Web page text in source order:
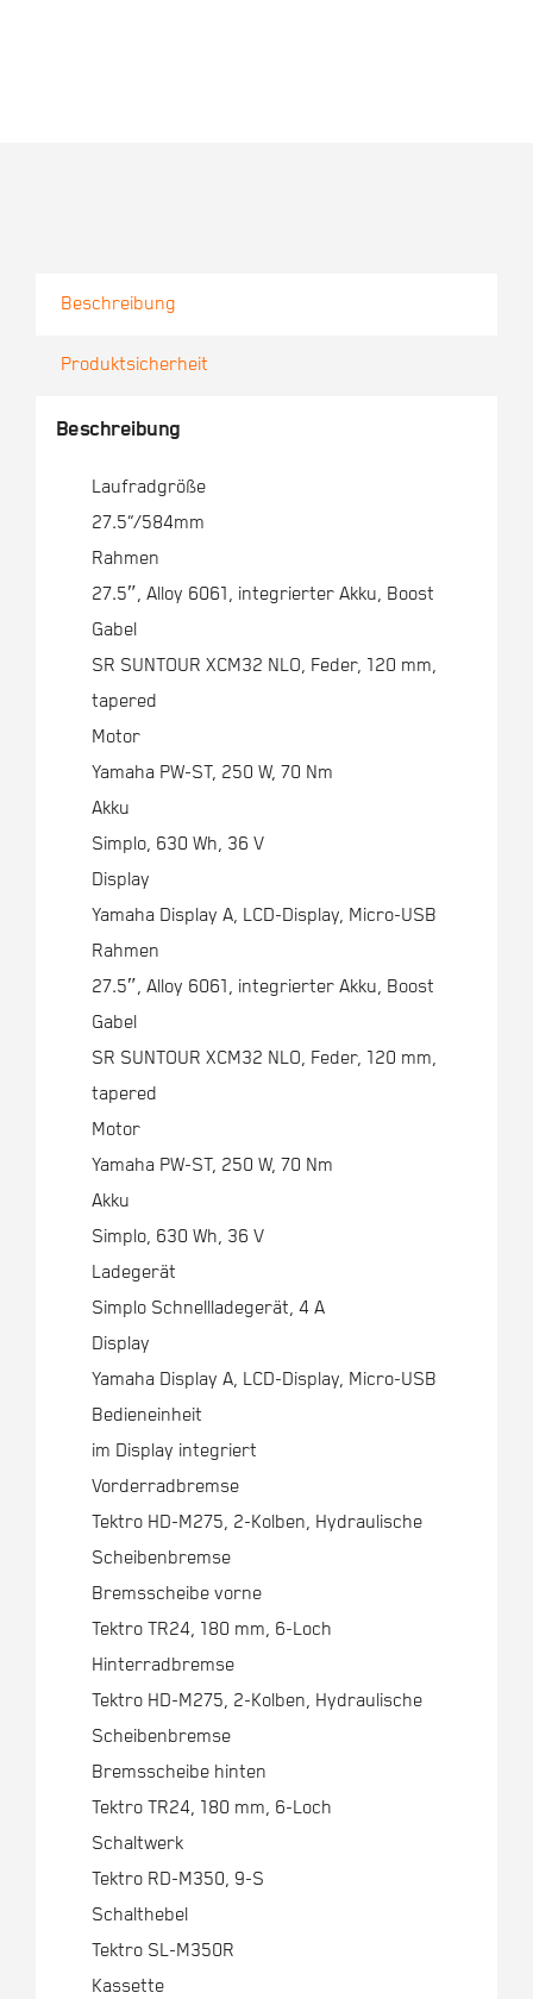
Beschreibung
Produktsicherheit
Beschreibung
Laufradgröße
27.5“/584mm
Rahmen
27.5″, Alloy 6061, integrierter Akku, Boost
Gabel
SR SUNTOUR XCM32 NLO, Feder, 120 mm,
tapered
Motor
Yamaha PW-ST, 250 W, 70 Nm
Akku
Simplo, 630 Wh, 36 V
Display
Yamaha Display A, LCD-Display, Micro-USB
Rahmen
27.5″, Alloy 6061, integrierter Akku, Boost
Gabel
SR SUNTOUR XCM32 NLO, Feder, 120 mm,
tapered
Motor
Yamaha PW-ST, 250 W, 70 Nm
Akku
Simplo, 630 Wh, 36 V
Ladegerät
Simplo Schnellladegerät, 4 A
Display
Yamaha Display A, LCD-Display, Micro-USB
Bedieneinheit
im Display integriert
Vorderradbremse
Tektro HD-M275, 2-Kolben, Hydraulische
Scheibenbremse
Bremsscheibe vorne
Tektro TR24, 180 mm, 6-Loch
Hinterradbremse
Tektro HD-M275, 2-Kolben, Hydraulische
Scheibenbremse
Bremsscheibe hinten
Tektro TR24, 180 mm, 6-Loch
Schaltwerk
Tektro RD-M350, 9-S
Schalthebel
Tektro SL-M350R
Kassette